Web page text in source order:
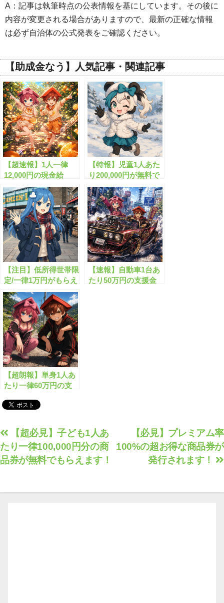
A：記事は執筆時点の公表情報を基にしています。その後に
内容が変更される場合がありますので、最新の正確な情報
は必ず自治体の公式発表をご確認ください。
【助成金なう】人気記事・関連記事
【超速報】1人一律
12,000円の現金給
付！”くらし応援給付
金”がついにスタート
【特報】児童1人あた
り200,000円が無料で
もらえます！
【注目】低所得世帯限
定/一律1万円がもらえ
る物価高騰対策給付
金！
【速報】自動車1台あ
たり50万円の支援金
【超朗報】単身1人あ
たり一律60万円の支
投
稿
ナ
ゲ
【必見】プレミアム率
100%の超お得な商品券が
発行されます！
【超必見】子ども1人あ
たり一律100,000円分の商
品券が無料でもらえます！